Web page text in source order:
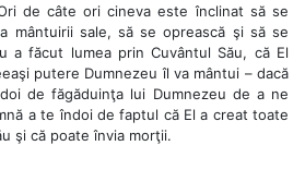
de câte ori cineva este înclinat să se
mântuirii sale, să se oprească şi să se
a făcut lumea prin Cuvântul Său, că El
putere Dumnezeu îl va mântui – dacă
de făgăduinţa lui Dumnezeu de a ne
a te îndoi de faptul că El a creat toate
şi că poate învia morţii.